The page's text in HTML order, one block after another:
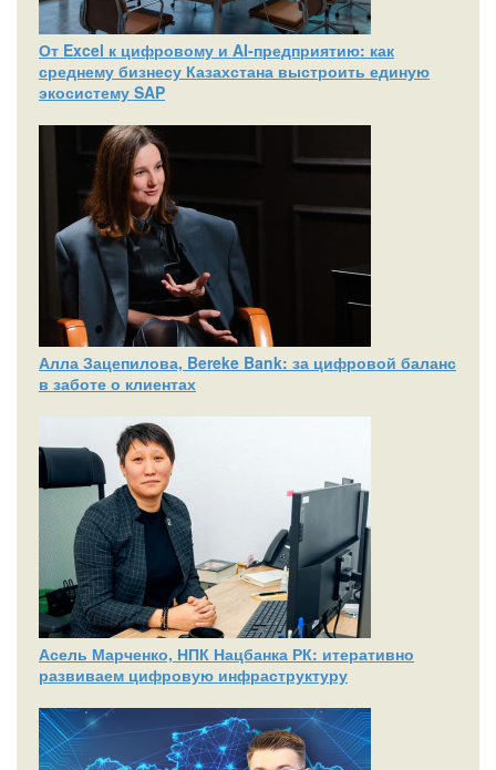
От Excel к цифровому и AI‑предприятию: как
среднему бизнесу Казахстана выстроить единую
экосистему SAP
Алла Зацепилова, Bereke Bank: за цифровой баланс
в заботе о клиентах
Асель Марченко, НПК Нацбанка РК: итеративно
развиваем цифровую инфраструктуру